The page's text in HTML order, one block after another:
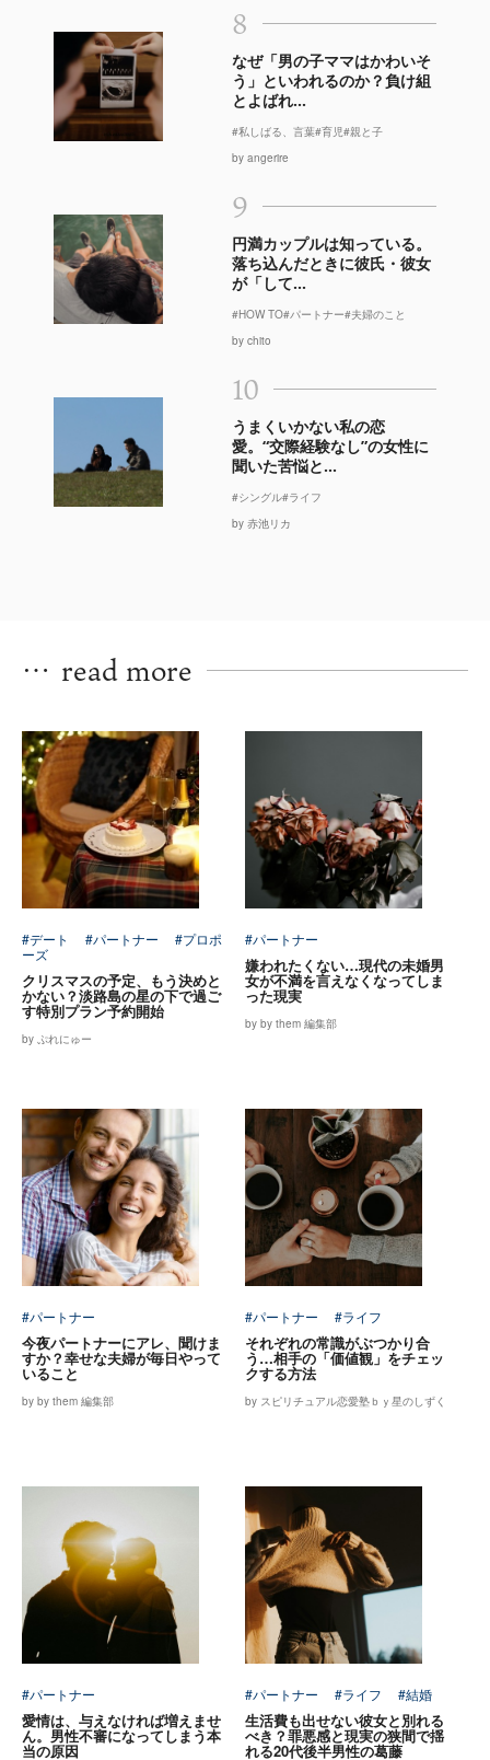
8
なぜ「男の子ママはかわいそ
う」といわれるのか？負け組
とよばれ...
#私しばる、言葉#育児#親と子
by angerire
9
円満カップルは知っている。
落ち込んだときに彼氏・彼女
が「して...
#HOW TO#パートナー#夫婦のこと
by chito
10
うまくいかない私の恋
愛。“交際経験なし”の女性に
聞いた苦悩と...
#シングル#ライフ
by 赤池リカ
… read more
#デート #パートナー
#プロポ
ーズ
クリスマスの予定、もう決めと
かない？淡路島の星の下で過ご
す特別プラン予約開始
by ぷれにゅー
#パートナー
嫌われたくない…現代の未婚男
女が不満を言えなくなってしま
った現実
by by them 編集部
#パートナー
今夜パートナーにアレ、聞けま
すか？幸せな夫婦が毎日やって
いること
by by them 編集部
#パートナー #ライフ
それぞれの常識がぶつかり合
う…相手の「価値観」をチェッ
クする方法
by スピリチュアル恋愛塾ｂｙ星のしずく
#パートナー
愛情は、与えなければ増えませ
ん。男性不審になってしまう本
当の原因
#パートナー #ライフ #結婚
生活費も出せない彼女と別れる
べき？罪悪感と現実の狭間で揺
れる20代後半男性の葛藤